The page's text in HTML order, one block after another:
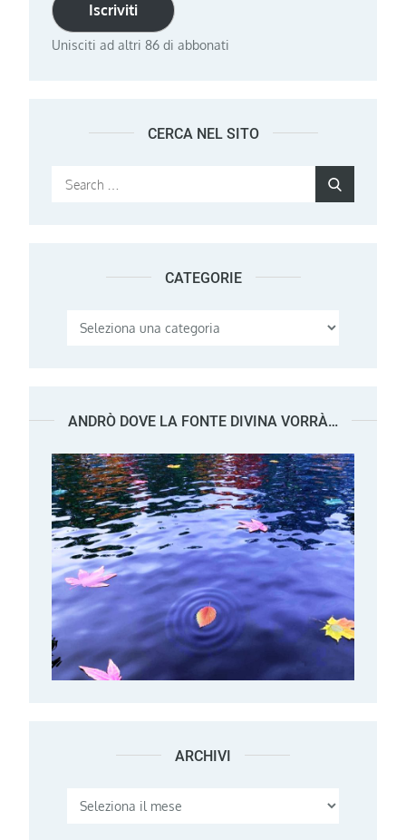
Iscriviti
Unisciti ad altri 86 di abbonati
CERCA NEL SITO
Search
CATEGORIE
Categorie
ANDRÒ DOVE LA FONTE DIVINA VORRÀ…
ARCHIVI Archivi